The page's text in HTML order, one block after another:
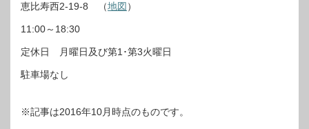
恵比寿西2-19-8 （地図 ）
11:00～18:30
定休日 月曜日及び第1･第3火曜日
駐車場なし
※記事は2016年10月時点のものです。